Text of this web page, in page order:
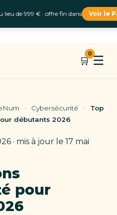
🛒
0
☰
› Cybersécurité ›
Top
débutants 2026
· mis à jour le 17 mai
pour
lieu de 999 € · offre fin dans Voir le